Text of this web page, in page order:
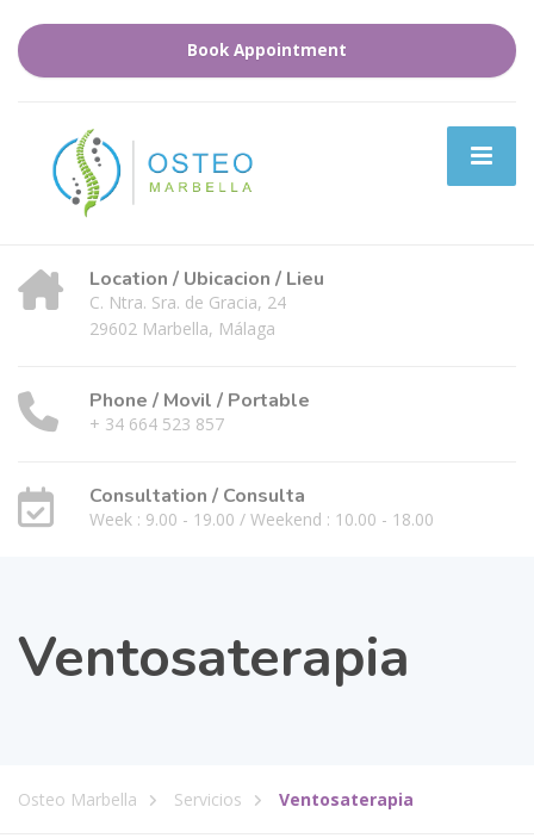
Book Appointment
Location / Ubicacion / Lieu
C. Ntra. Sra. de Gracia, 24
29602 Marbella, Málaga
Phone / Movil / Portable
+ 34 664 523 857
Consultation / Consulta
Week : 9.00 - 19.00 / Weekend : 10.00 - 18.00
Ventosaterapia
Osteo Marbella Servicios Ventosaterapia